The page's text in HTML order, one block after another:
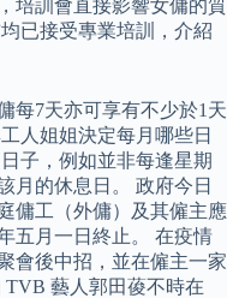
培訓會直接影響女傭的質
已接受專業培訓，介紹
每7天亦可享有不少於1天
人姐姐決定每月哪些日
子，例如並非每逢星期
月的休息日。 政府今日
傭工（外傭）及其僱主應
五月一日終止。 在疫情
會後中招，並在僱主一家
藝人郭田葰不時在